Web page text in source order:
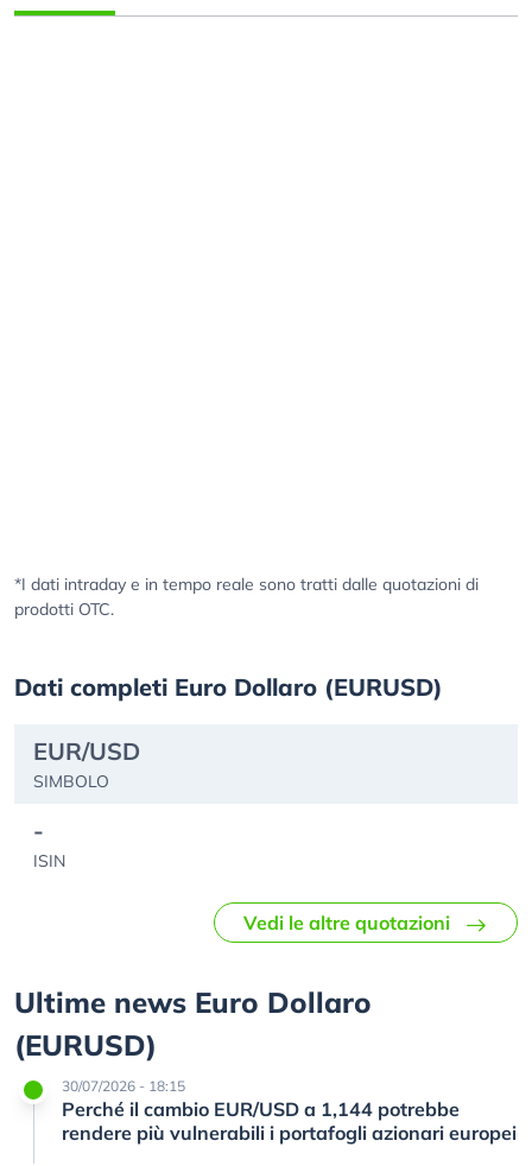
*I dati intraday e in tempo reale sono tratti dalle quotazioni di
prodotti OTC.
Dati completi Euro Dollaro (EURUSD)
EUR/USD
SIMBOLO
-
ISIN
Vedi le altre quotazioni
Ultime news Euro Dollaro
(EURUSD)
30/07/2026 - 18:15
Perché il cambio EUR/USD a 1,144 potrebbe
rendere più vulnerabili i portafogli azionari europei